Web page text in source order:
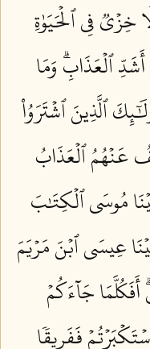
فِي ٱلۡحَيَوٰةِ
أَشَدِّ ٱلۡعَذَابِۗ وَمَا
ٱلَّذِينَ ٱشۡتَرَوُاْ
عَنۡهُمُ ٱلۡعَذَابُ
مُوسَى ٱلۡكِتَٰبَ
عِيسَى ٱبۡنَ مَرۡيَمَ
جَآءَكُمۡ
فَفَرِيقٗا